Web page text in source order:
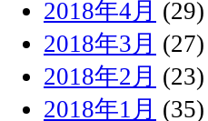
2018年4月 (29)
2018年3月 (27)
2018年2月 (23)
2018年1月 (35)